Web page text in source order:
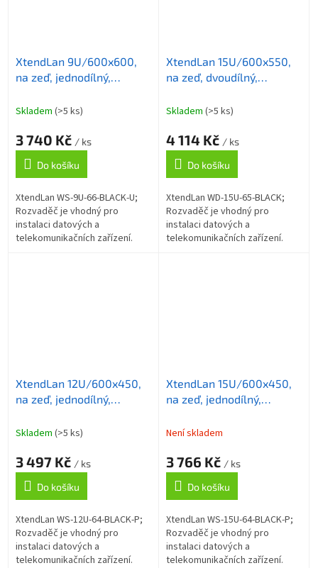
XtendLan 9U/600x600,
na zeď, jednodílný,
Skladem (>5 ks)
3 740 Kč / ks
Do košíku
XtendLan WS-9U-66-BLACK-U;
Rozvaděč je vhodný pro
instalaci datových a
telekomunikačních zařízení.
XtendLan 15U/600x550,
na zeď, dvoudílný,
Skladem (>5 ks)
4 114 Kč / ks
Do košíku
XtendLan WD-15U-65-BLACK;
Rozvaděč je vhodný pro
instalaci datových a
telekomunikačních zařízení.
XtendLan 12U/600x450,
na zeď, jednodílný,
Skladem (>5 ks)
3 497 Kč / ks
Do košíku
XtendLan WS-12U-64-BLACK-P;
Rozvaděč je vhodný pro
instalaci datových a
telekomunikačních zařízení.
XtendLan 15U/600x450,
na zeď, jednodílný,
Není skladem
3 766 Kč / ks
Do košíku
XtendLan WS-15U-64-BLACK-P;
Rozvaděč je vhodný pro
instalaci datových a
telekomunikačních zařízení.